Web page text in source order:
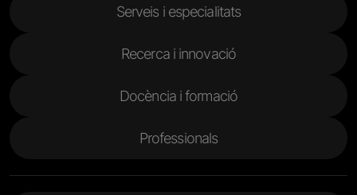
Serveis i especialitats
Recerca i innovació
Docència i formació
Professionals